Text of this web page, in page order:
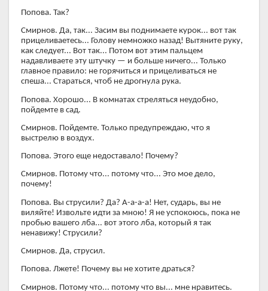
Попова. Так?
Смирнов. Да, так... Засим вы поднимаете курок... вот так
прицеливаетесь... Голову немножко назад! Вытяните руку,
как следует... Вот так... Потом вот этим пальцем
надавливаете эту штучку — и больше ничего... Только
главное правило: не горячиться и прицеливаться не
спеша... Стараться, чтоб не дрогнула рука.
Попова. Хорошо... В комнатах стреляться неудобно,
пойдемте в сад.
Смирнов. Пойдемте. Только предупреждаю, что я
выстрелю в воздух.
Попова. Этого еще недоставало! Почему?
Смирнов. Потому что... потому что... Это мое дело,
почему!
Попова. Вы струсили? Да? А-а-а-а! Нет, сударь, вы не
виляйте! Извольте идти за мною! Я не успокоюсь, пока не
пробью вашего лба... вот этого лба, который я так
ненавижу! Струсили?
Смирнов. Да, струсил.
Попова. Лжете! Почему вы не хотите драться?
Смирнов. Потому что... потому что вы... мне нравитесь.